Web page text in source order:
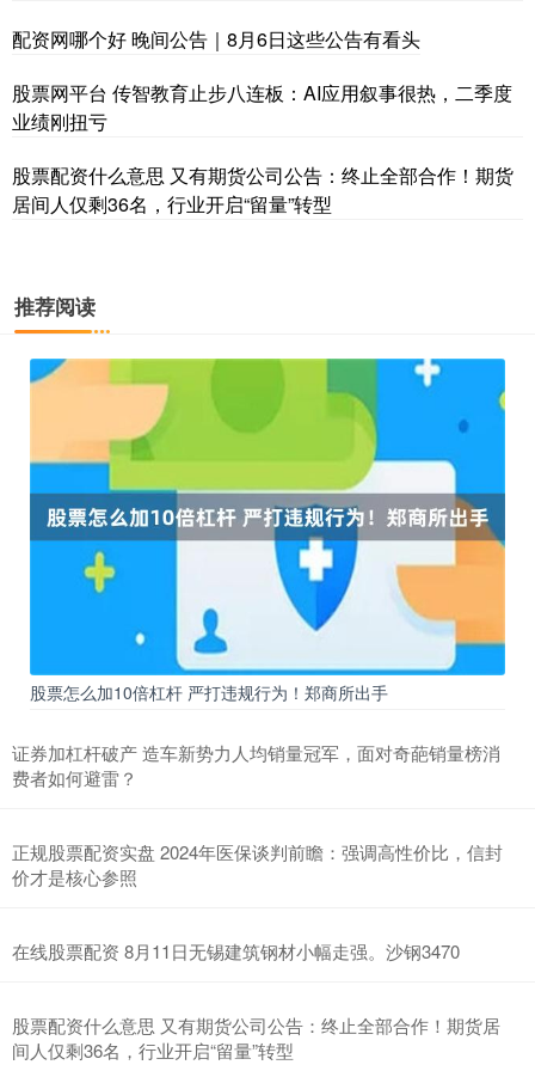
配资网哪个好 晚间公告｜8月6日这些公告有看头
股票网平台 传智教育止步八连板：AI应用叙事很热，二季度
业绩刚扭亏
股票配资什么意思 又有期货公司公告：终止全部合作！期货
居间人仅剩36名，行业开启“留量”转型
推荐阅读
股票怎么加10倍杠杆 严打违规行为！郑商所出手
证券加杠杆破产 造车新势力人均销量冠军，面对奇葩销量榜消
费者如何避雷？
正规股票配资实盘 2024年医保谈判前瞻：强调高性价比，信封
价才是核心参照
在线股票配资 8月11日无锡建筑钢材小幅走强。沙钢3470
股票配资什么意思 又有期货公司公告：终止全部合作！期货居
间人仅剩36名，行业开启“留量”转型